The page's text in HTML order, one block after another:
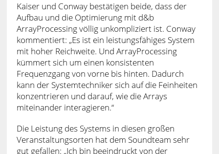
Kaiser und Conway bestätigen beide, dass der
Aufbau und die Optimierung mit d&b
ArrayProcessing völlig unkompliziert ist. Conway
kommentiert: „Es ist ein leistungsfähiges System
mit hoher Reichweite. Und ArrayProcessing
kümmert sich um einen konsistenten
Frequenzgang von vorne bis hinten. Dadurch
kann der Systemtechniker sich auf die Feinheiten
konzentrieren und darauf, wie die Arrays
miteinander interagieren.“
Die Leistung des Systems in diesen großen
Veranstaltungsorten hat dem Soundteam sehr
gut gefallen: „Ich bin beeindruckt von der